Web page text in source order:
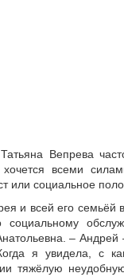
Вепрева
всеми
или социальное
и всей его семьёй
социальному
– Андрей
я увидела, с
тяжёлую